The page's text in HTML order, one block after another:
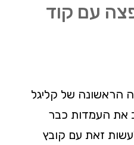
2 - הפצה עם קוד
הראשונה של קליגל
את העמדות כבר
זאת עם קובץ